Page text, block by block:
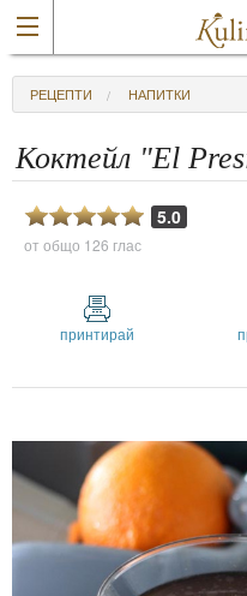
РЕЦЕПТИ НАПИТКИ
Коктейл "El
5.0
от общо 126 глас
принтирай